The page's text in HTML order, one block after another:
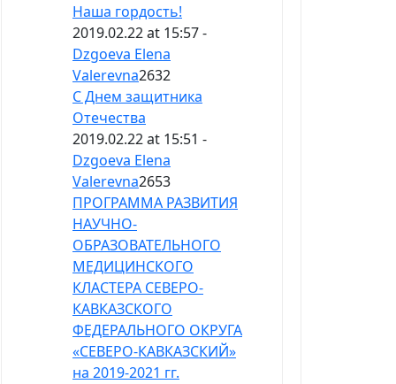
Наша гордость!
2019.02.22 at 15:57 -
Dzgoeva Elena
Valerevna2632
С Днем защитника
Отечества
2019.02.22 at 15:51 -
Dzgoeva Elena
Valerevna2653
ПРОГРАММА РАЗВИТИЯ
НАУЧНО-
ОБРАЗОВАТЕЛЬНОГО
МЕДИЦИНСКОГО
КЛАСТЕРА СЕВЕРО-
КАВКАЗСКОГО
ФЕДЕРАЛЬНОГО ОКРУГА
«СЕВЕРО-КАВКАЗСКИЙ»
на 2019-2021 гг.